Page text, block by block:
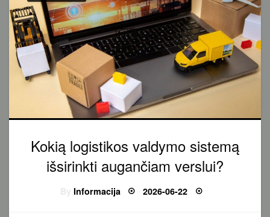
Kokią logistikos valdymo sistemą
išsirinkti augančiam verslui?
Informacija Posted
on
2026-06-22